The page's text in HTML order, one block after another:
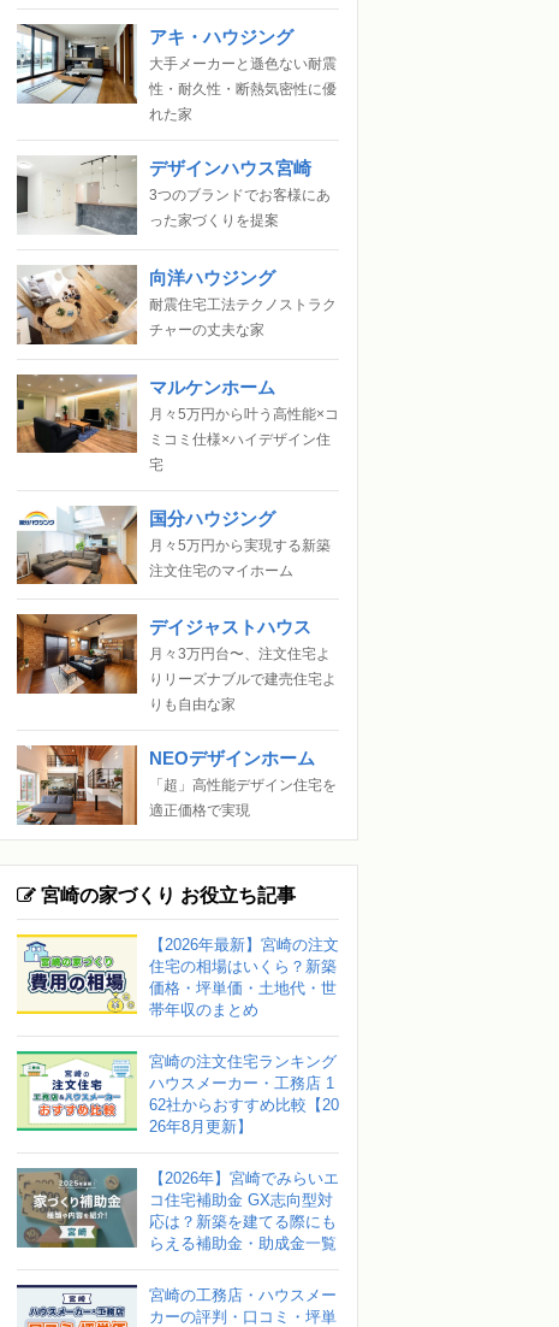
アキ・ハウジング
大手メーカーと遜色ない耐震
性・耐久性・断熱気密性に優
れた家
デザインハウス宮崎
3つのブランドでお客様にあ
った家づくりを提案
向洋ハウジング
耐震住宅工法テクノストラク
チャーの丈夫な家
マルケンホーム
月々5万円から叶う高性能×コ
ミコミ仕様×ハイデザイン住
宅
国分ハウジング
月々5万円から実現する新築
注文住宅のマイホーム
デイジャストハウス
月々3万円台〜、注文住宅よ
りリーズナブルで建売住宅よ
りも自由な家
NEOデザインホーム
「超」高性能デザイン住宅を
適正価格で実現
宮崎の家づくり お役立ち記事
【2026年最新】宮崎の注文
住宅の相場はいくら？新築
価格・坪単価・土地代・世
帯年収のまとめ
宮崎の注文住宅ランキング
ハウスメーカー・工務店 1
62社からおすすめ比較【20
26年8月更新】
【2026年】宮崎でみらいエ
コ住宅補助金 GX志向型対
応は？新築を建てる際にも
らえる補助金・助成金一覧
宮崎の工務店・ハウスメー
カーの評判・口コミ・坪単